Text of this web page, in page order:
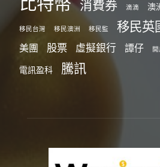
消費券 滴滴 澳
移民台灣 移民澳洲 移民監 移民英
美團 股票 虛擬銀行 譚仔 開
電訊盈科 騰訊